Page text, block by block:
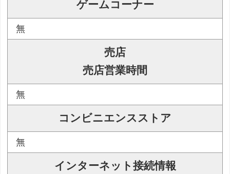
ゲームコーナー
無
売店
売店営業時間
無
コンビニエンスストア
無
インターネット接続情報